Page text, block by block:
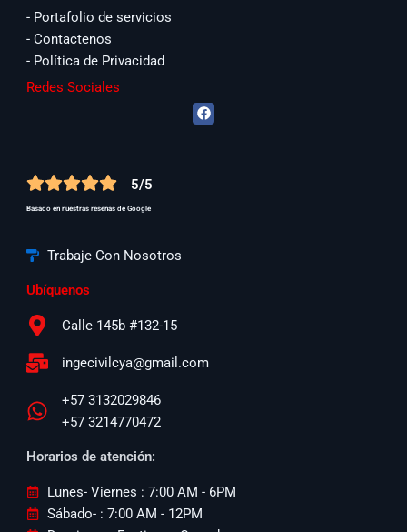
- Portafolio de servicios
- Contactenos
- Política de Privacidad
Redes Sociales
F
a
5/5
Basado en nuestras reseñas de Google
Trabaje Con Nosotros
Ubíquenos
Calle 145b #132-15
ingecivilcya@gmail.com
+57 3132029846
+57 3214770472
Horarios de atención:
Lunes- Viernes : 7:00 AM - 6PM
Sábado- : 7:00 AM - 12PM